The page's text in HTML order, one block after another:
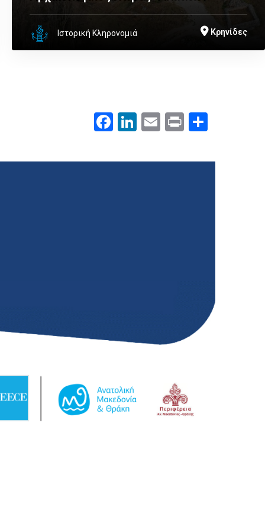
Ιστορική Κληρονομιά Κρηνίδες
Facebook
LinkedIn
Email
Print